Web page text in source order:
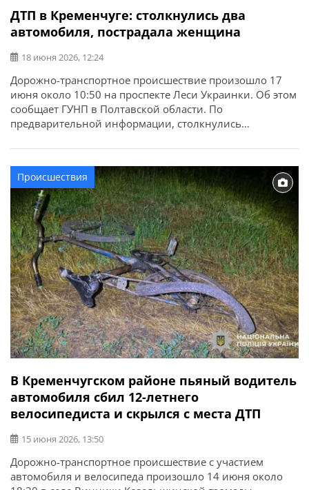
ДТП в Кременчуге: столкнулись два
автомобиля, пострадала женщина
18 июня 2026, 12:24
Дорожно-транспортное происшествие произошло 17
июня около 10:50 на проспекте Леси Украинки. Об этом
сообщает ГУНП в Полтавской области. По
предварительной информации, столкнулись
года рождения, и Audi, за рулем которого находился
водитель 2000 года рождения. В результате дорожно-
транспортного происшествия травмировалась
пассажирка автомобиля Skoda, 1949 года рождения.
Женщина получила телесные повреждения […]
Происшествия
В Кременчугском районе пьяный водитель
автомобиля сбил 12-летнего
велосипедиста и скрылся с места ДТП
15 июня 2026, 13:50
Дорожно-транспортное происшествие с участием
автомобиля и велосипеда произошло 14 июня около